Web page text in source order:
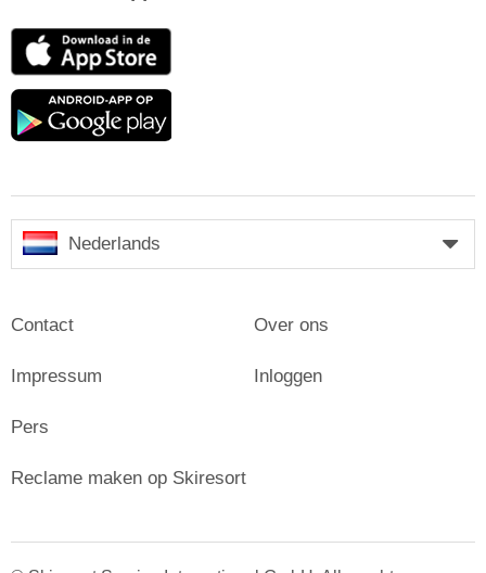
App
Google
Nederlands
Contact
Impressum
Pers
Over ons
Inloggen
Reclame maken op Skiresort